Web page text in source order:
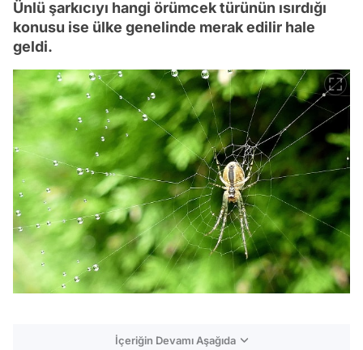
Ünlü şarkıcıyı hangi örümcek türünün ısırdığı
konusu ise ülke genelinde merak edilir hale
geldi.
İçeriğin Devamı Aşağıda